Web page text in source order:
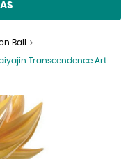
Ball
Transcendence Art